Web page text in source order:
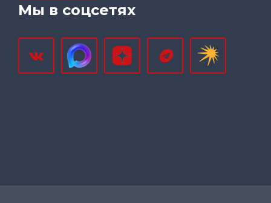
Мы в соцсетях